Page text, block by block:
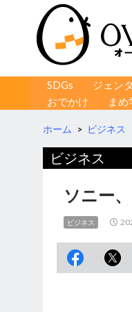
コンテンツへ移動
SDGs ジェン
おでかけ
まめ
ホーム > ビジネス
ビジネス
ソニー
ビジネス